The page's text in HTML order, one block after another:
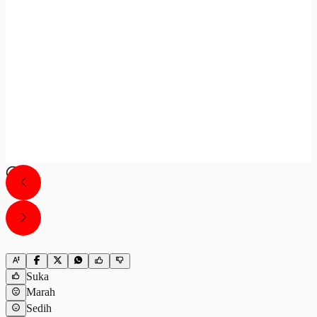
Suka
Marah
Sedih